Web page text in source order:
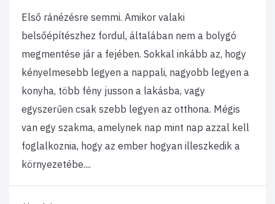
Első ránézésre semmi. Amikor valaki
belsőépítészhez fordul, általában nem a bolygó
megmentése jár a fejében. Sokkal inkább az, hogy
kényelmesebb legyen a nappali, nagyobb legyen a
konyha, több fény jusson a lakásba, vagy
egyszerűen csak szebb legyen az otthona. Mégis
van egy szakma, amelynek nap mint nap azzal kell
foglalkoznia, hogy az ember hogyan illeszkedik a
környezetébe....